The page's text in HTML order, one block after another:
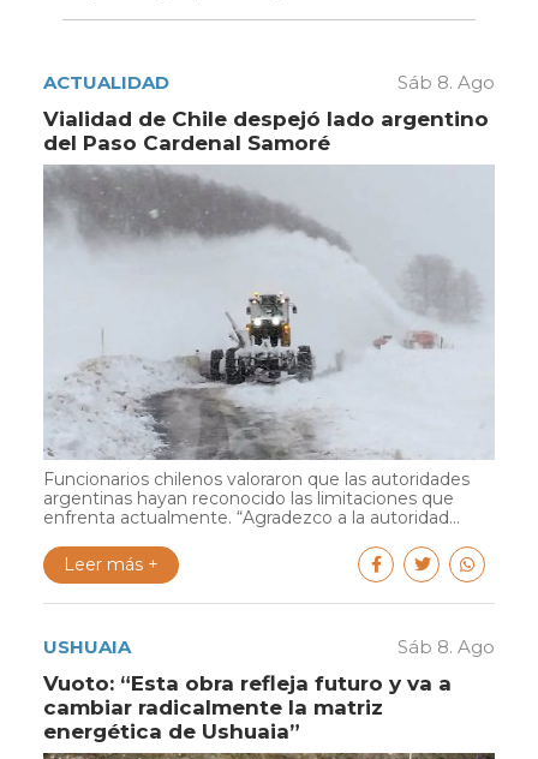
ACTUALIDAD Sáb 8. Ago
Vialidad de Chile despejó lado argentino
del Paso Cardenal Samoré
Funcionarios chilenos valoraron que las autoridades
argentinas hayan reconocido las limitaciones que
enfrenta actualmente. “Agradezco a la autoridad...
Leer más +
USHUAIA Sáb 8. Ago
Vuoto: “Esta obra refleja futuro y va a
cambiar radicalmente la matriz
energética de Ushuaia”